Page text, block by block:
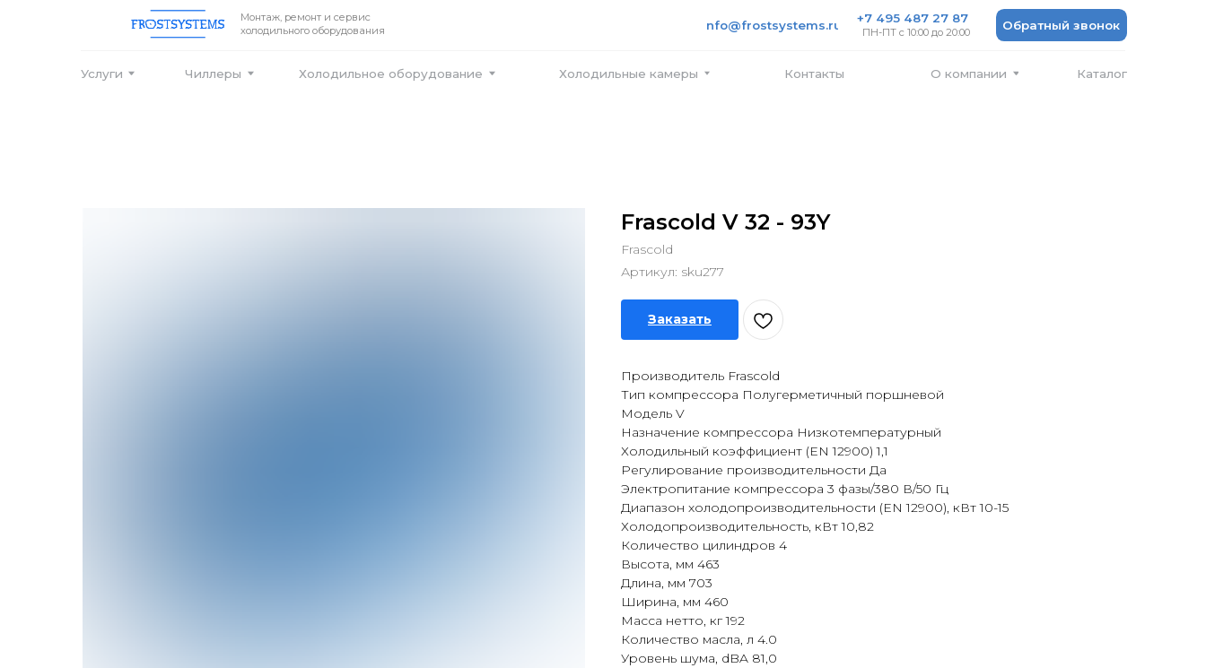
Обратный звонок
+7 495 487 27 87
info@frostsystems.ru
Монтаж, ремонт и сервис
холодильного оборудования
ПН-ПТ с 10:00 до 20:00
Frascold V 32 - 93Y
Frascold
Артикул: sku277
Заказать
Производитель Frascold
Тип компрессора Полугерметичный поршневой
Модель V
Назначение компрессора Низкотемпературный
Холодильный коэффициент (EN 12900) 1,1
Регулирование производительности Да
Электропитание компрессора 3 фазы/380 В/50 Гц
Диапазон холодопроизводительности (EN 12900), кВт 10-15
Холодопроизводительность, кВт 10,82
Количество цилиндров 4
Высота, мм 463
Длина, мм 703
Ширина, мм 460
Масса нетто, кг 192
Количество масла, л 4.0
Уровень шума, dBA 81,0